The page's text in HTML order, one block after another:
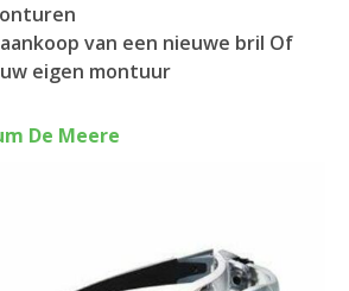
van een nieuwe bril Of
eigen montuur
De Meere